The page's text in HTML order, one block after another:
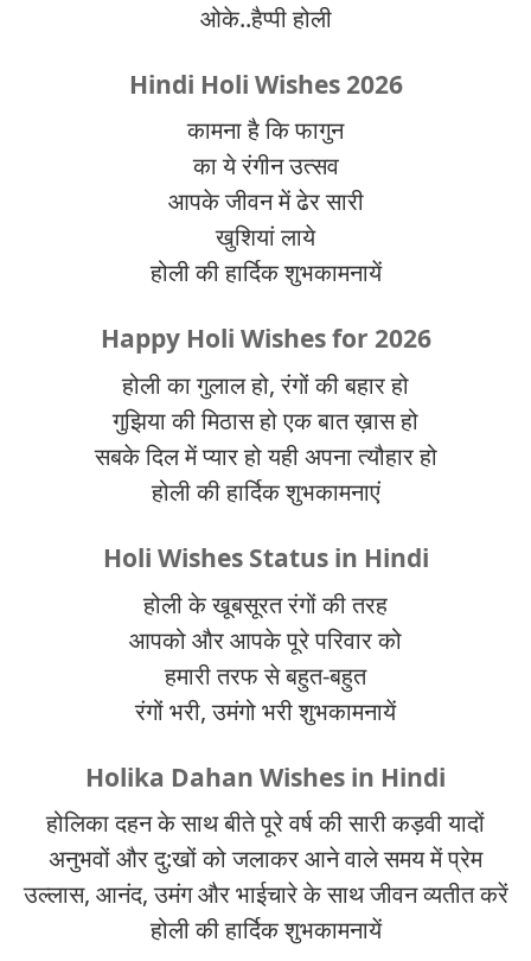
ओके..हैप्पी होली
Hindi Holi Wishes 2026
कामना है कि फागुन
का ये रंगीन उत्सव
आपके जीवन में ढेर सारी
खुशियां लाये
होली की हार्दिक शुभकामनायें
Happy Holi Wishes for 2026
होली का गुलाल हो, रंगों की बहार हो
गुझिया की मिठास हो एक बात ख़ास हो
सबके दिल में प्यार हो यही अपना त्यौहार हो
होली की हार्दिक शुभकामनाएं
Holi Wishes Status in Hindi
होली के खूबसूरत रंगों की तरह
आपको और आपके पूरे परिवार को
हमारी तरफ से बहुत-बहुत
रंगों भरी, उमंगो भरी शुभकामनायें
Holika Dahan Wishes in Hindi
होलिका दहन के साथ बीते पूरे वर्ष की सारी कड़वी यादों
अनुभवों और दु:खों को जलाकर आने वाले समय में प्रेम
उल्लास, आनंद, उमंग और भाईचारे के साथ जीवन व्यतीत करें
होली की हार्दिक शुभकामनायें